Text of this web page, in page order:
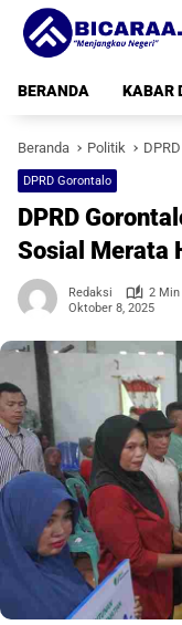
Langsung
konten
BERANDA
KABAR
Beranda Politik
DPRD Gorontalo
DPRD
Sosial Merata
Redaksi
2 Min
Oktober 8, 2025